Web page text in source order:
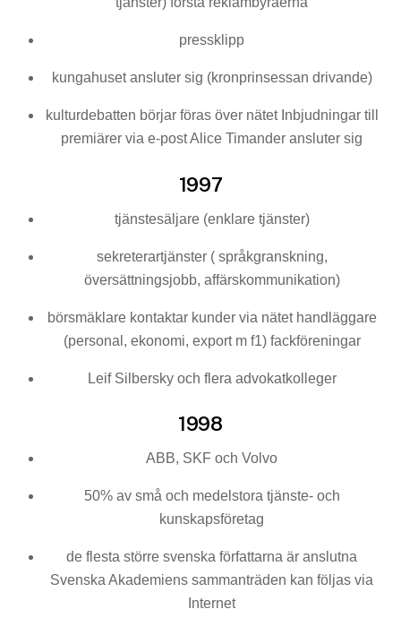
pressklipp
kungahuset ansluter sig (kronprinsessan drivande)
kulturdebatten börjar föras över nätet Inbjudningar till
premiärer via e-post Alice Timander ansluter sig
1997
tjänstesäljare (enklare tjänster)
sekreterartjänster ( språkgranskning,
översättningsjobb, affärskommunikation)
börsmäklare kontaktar kunder via nätet handläggare
(personal, ekonomi, export m f1) fackföreningar
Leif Silbersky och flera advokatkolleger
1998
ABB, SKF och Volvo
50% av små och medelstora tjänste- och
kunskapsföretag
de flesta större svenska författarna är anslutna
Svenska Akademiens sammanträden kan följas via
Internet